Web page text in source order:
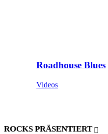
Roadhouse Blues
Videos
ROCKS PRÄSENTIERT